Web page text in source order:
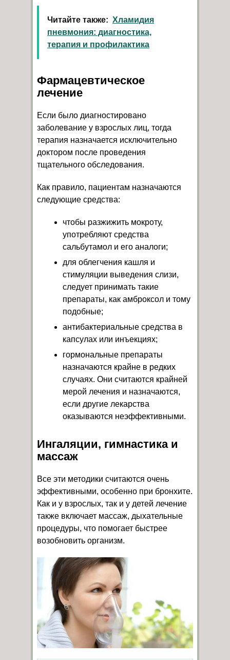
Читайте также: Хламидия
пневмония: диагностика,
терапия и профилактика
Фармацевтическое
лечение
Если было диагностировано
заболевание у взрослых лиц, тогда
терапия назначается исключительно
доктором после проведения
тщательного обследования.
Как правило, пациентам назначаются
следующие средства:
чтобы разжижить мокроту,
употребляют средства
сальбутамол и его аналоги;
для облегчения кашля и
стимуляции выведения слизи,
следует принимать такие
препараты, как амброксол и тому
подобные;
антибактериальные средства в
капсулах или инъекциях;
гормональные препараты
назначаются крайне в редких
случаях. Они считаются крайней
мерой лечения и назначаются,
если другие лекарства
оказываются неэффективными.
Ингаляции, гимнастика и
массаж
Все эти методики считаются очень
эффективными, особенно при бронхите.
Как и у взрослых, так и у детей лечение
также включает массаж, дыхательные
процедуры, что помогает быстрее
возобновить организм.